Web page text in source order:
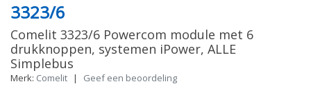
3323/6
Comelit 3323/6 Powercom module met 6
drukknoppen, systemen iPower, ALLE
Simplebus
Merk: Comelit | Geef een beoordeling